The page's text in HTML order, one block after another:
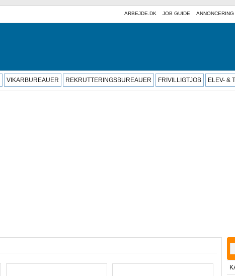
ARBEJDE.DK JOB GUIDE ANNONCERING
VIKARBUREAUER REKRUTTERINGSBUREAUER FRIVILLIGTJOB ELEV- &